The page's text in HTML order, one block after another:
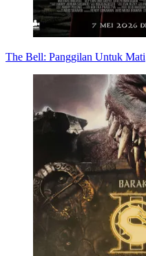
The Bell: Panggilan Untuk Mati